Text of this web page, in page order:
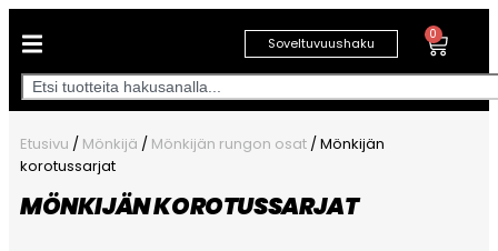
Soveltuvuushaku
0
Etusivu / Mönkijä / Mönkijän rungon osat / Mönkijän
korotussarjat
MÖNKIJÄN KOROTUSSARJAT